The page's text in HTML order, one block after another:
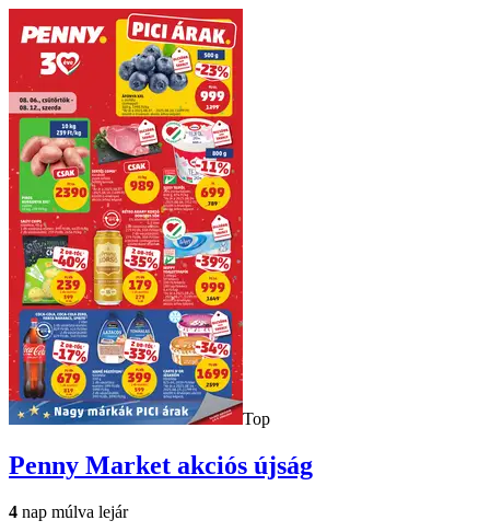
Top
Penny Market akciós újság
4 nap múlva lejár